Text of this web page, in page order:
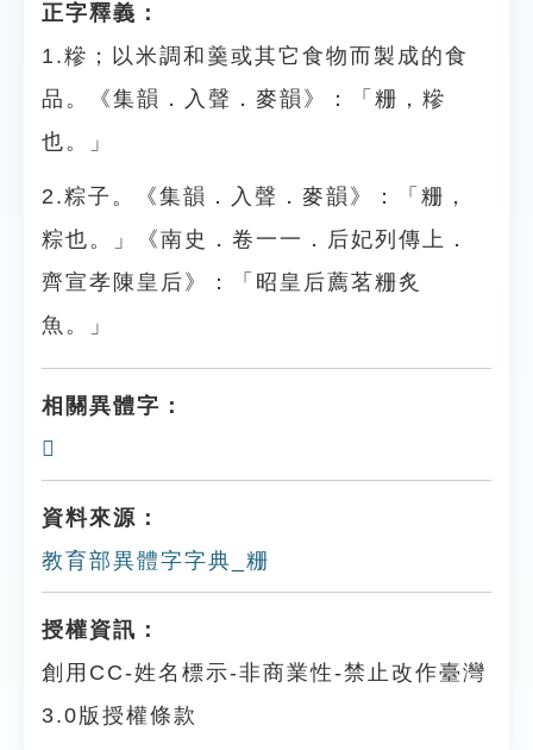
正字釋義：
1.糝；以米調和羹或其它食物而製成的食
品。《集韻．入聲．麥韻》：「粣，糝
也。」
2.粽子。《集韻．入聲．麥韻》：「粣，
粽也。」《南史．卷一一．后妃列傳上．
齊宣孝陳皇后》：「昭皇后薦茗粣炙
魚。」
相關異體字：
𥹤
資料來源：
教育部異體字字典_粣
授權資訊：
創用CC-姓名標示-非商業性-禁止改作臺灣
3.0版授權條款